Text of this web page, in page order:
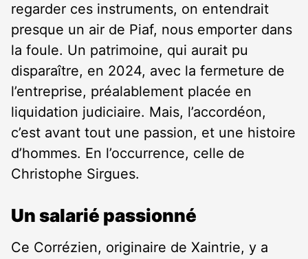
regarder ces instruments, on entendrait
presque un air de Piaf, nous emporter dans
la foule. Un patrimoine, qui aurait pu
disparaître, en 2024, avec la fermeture de
l’entreprise, préalablement placée en
liquidation judiciaire. Mais, l’accordéon,
c’est avant tout une passion, et une histoire
d’hommes. En l’occurrence, celle de
Christophe Sirgues.
Un salarié passionné
Ce Corrézien, originaire de Xaintrie, y a